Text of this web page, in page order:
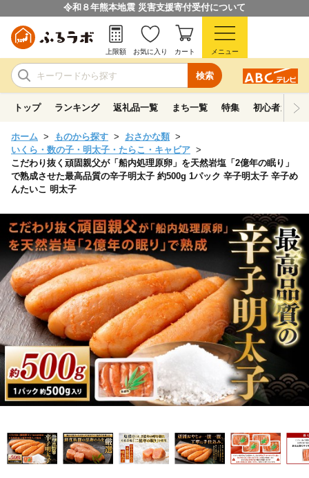
令和８年熊本地震 災害支援寄付受付について
検索
上限額 お気に入り カート メニュー
トップ ランキング 返礼品一覧 まち一覧 特集 初心者ガイド
ホーム ものから探す
おさかな類
いくら・数の子・明太子・たらこ・キャビア
こだわり抜く頑固親父が「船内処理原卵」を天然岩塩「2億年の眠り」
で熟成させた最高品質の辛子明太子 約500g 1パック 辛子明太子 辛子め
んたいこ 明太子